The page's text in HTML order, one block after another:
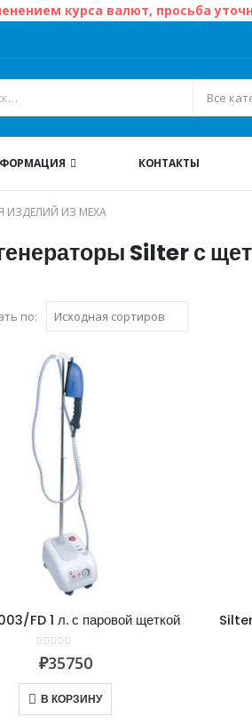
курса валют, просьба
Все
КОНТАКТЫ
ИЗДЕЛИЙ ИЗ МЕХА
Silter с
по:
FD 1 л. с паровой щеткой
0из 5
₽35750
В КОРЗИНУ